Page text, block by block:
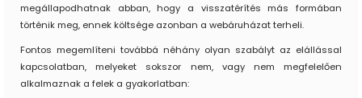
megállapodhatnak abban, hogy a visszatérítés más formában
történik meg, ennek költsége azonban a webáruházat terheli.
Fontos megemlíteni továbbá néhány olyan szabályt az elállással
kapcsolatban, melyeket sokszor nem, vagy nem megfelelően
alkalmaznak a felek a gyakorlatban: